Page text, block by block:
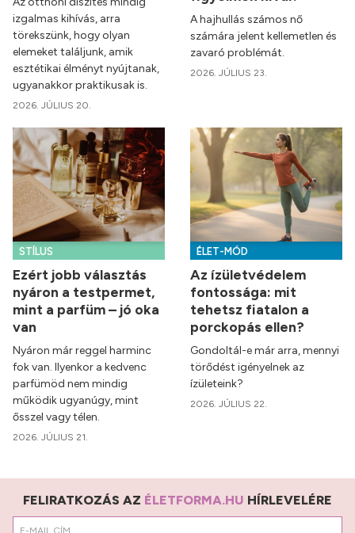
izgalmas kihívás, arra
törekszünk, hogy olyan
elemeket találjunk, amik
esztétikai élményt nyújtanak,
ugyanakkor praktikusak is.
2026. JÚLIUS 20.
A hajhullás számos nő
számára jelent kellemetlen és
zavaró problémát.
2026. JÚLIUS 23.
STÍLUS
Ezért jobb választás
nyáron a testpermet,
mint a parfüm – jó oka
van
Nyáron már reggel harminc
fok van. Ilyenkor a kedvenc
parfümöd nem mindig
működik ugyanúgy, mint
ősszel vagy télen.
2026. JÚLIUS 21.
ÉLET-MÓD
Az ízületvédelem
fontossága: mit
tehetsz fiatalon a
porckopás ellen?
Gondoltál-e már arra, mennyi
törődést igényelnek az
ízületeink?
2026. JÚLIUS 22.
FELIRATKOZÁS AZ ÉLETFORMA.HU HÍRLEVELÉRE